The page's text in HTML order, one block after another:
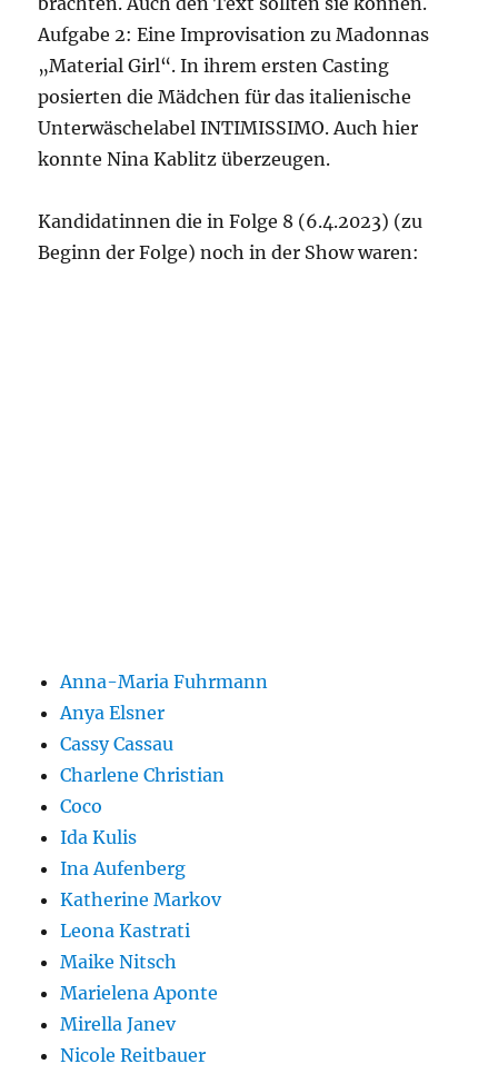
Aufgabe 2: Eine Improvisation zu Madonnas
„Material Girl“. In ihrem ersten Casting
posierten die Mädchen für das italienische
Unterwäschelabel INTIMISSIMO. Auch hier
konnte Nina Kablitz überzeugen.
Kandidatinnen die in Folge 8 (6.4.2023) (zu
Beginn der Folge) noch in der Show waren:
Anna-Maria Fuhrmann
Anya Elsner
Cassy Cassau
Charlene Christian
Coco
Ida Kulis
Ina Aufenberg
Katherine Markov
Leona Kastrati
Maike Nitsch
Marielena Aponte
Mirella Janev
Nicole Reitbauer